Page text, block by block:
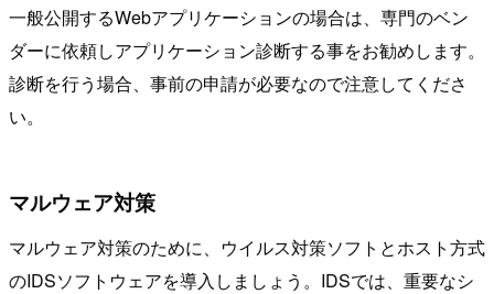
一般公開するWebアプリケーションの場合は、専門のベン
ダーに依頼しアプリケーション診断する事をお勧めします。
診断を行う場合、事前の申請が必要なので注意してくださ
い。
マルウェア対策
マルウェア対策のために、ウイルス対策ソフトとホスト方式
のIDSソフトウェアを導入しましょう。IDSでは、重要なシ